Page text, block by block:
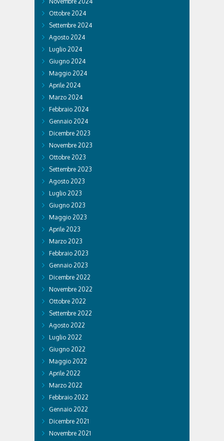
Ottobre 2024
Settembre 2024
Agosto 2024
Luglio 2024
Giugno 2024
Maggio 2024
Aprile 2024
Marzo 2024
Febbraio 2024
Gennaio 2024
Dicembre 2023
Novembre 2023
Ottobre 2023
Settembre 2023
Agosto 2023
Luglio 2023
Giugno 2023
Maggio 2023
Aprile 2023
Marzo 2023
Febbraio 2023
Gennaio 2023
Dicembre 2022
Novembre 2022
Ottobre 2022
Settembre 2022
Agosto 2022
Luglio 2022
Giugno 2022
Maggio 2022
Aprile 2022
Marzo 2022
Febbraio 2022
Gennaio 2022
Dicembre 2021
Novembre 2021